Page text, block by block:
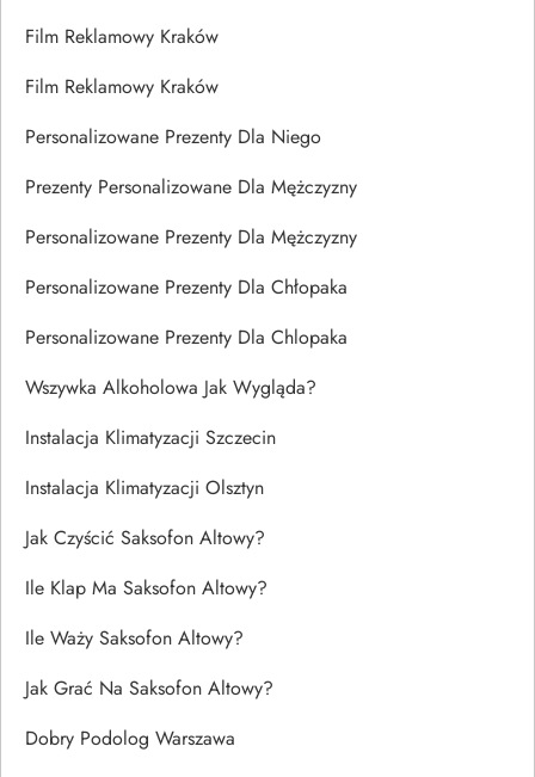
Film Reklamowy Kraków
Film Reklamowy Kraków
Personalizowane Prezenty Dla Niego
Prezenty Personalizowane Dla Mężczyzny
Personalizowane Prezenty Dla Mężczyzny
Personalizowane Prezenty Dla Chłopaka
Personalizowane Prezenty Dla Chlopaka
Wszywka Alkoholowa Jak Wygląda?
Instalacja Klimatyzacji Szczecin
Instalacja Klimatyzacji Olsztyn
Jak Czyścić Saksofon Altowy?
Ile Klap Ma Saksofon Altowy?
Ile Waży Saksofon Altowy?
Jak Grać Na Saksofon Altowy?
Dobry Podolog Warszawa